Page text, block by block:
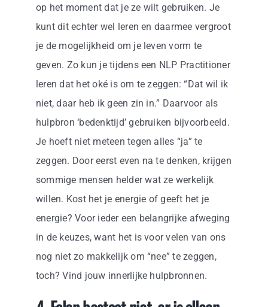
op het moment dat je ze wilt gebruiken. Je
kunt dit echter wel leren en daarmee vergroot
je de mogelijkheid om je leven vorm te
geven. Zo kun je tijdens een NLP Practitioner
leren dat het oké is om te zeggen: “Dat wil ik
niet, daar heb ik geen zin in.” Daarvoor als
hulpbron ‘bedenktijd’ gebruiken bijvoorbeeld.
Je hoeft niet meteen tegen alles “ja” te
zeggen. Door eerst even na te denken, krijgen
sommige mensen helder wat ze werkelijk
willen. Kost het je energie of geeft het je
energie? Voor ieder een belangrijke afweging
in de keuzes, want het is voor velen van ons
nog niet zo makkelijk om “nee” te zeggen,
toch? Vind jouw innerlijke hulpbronnen.